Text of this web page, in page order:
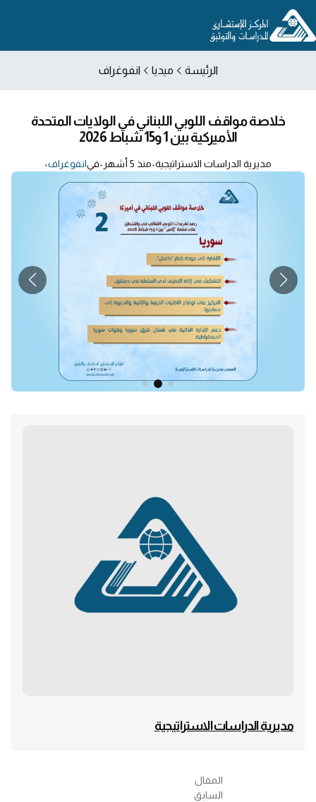
الرئيسة ميديا انفوغراف
خلاصة مواقف اللوبي اللبناني في الولايات المتحدة
الأميركية بين 1 و15 شباط 2026
مديرية الدراسات الاستراتيجية•منذ 5 أشهر •فيانفوغراف•
مديرية الدراسات الاستراتيجية
المقال
السابق